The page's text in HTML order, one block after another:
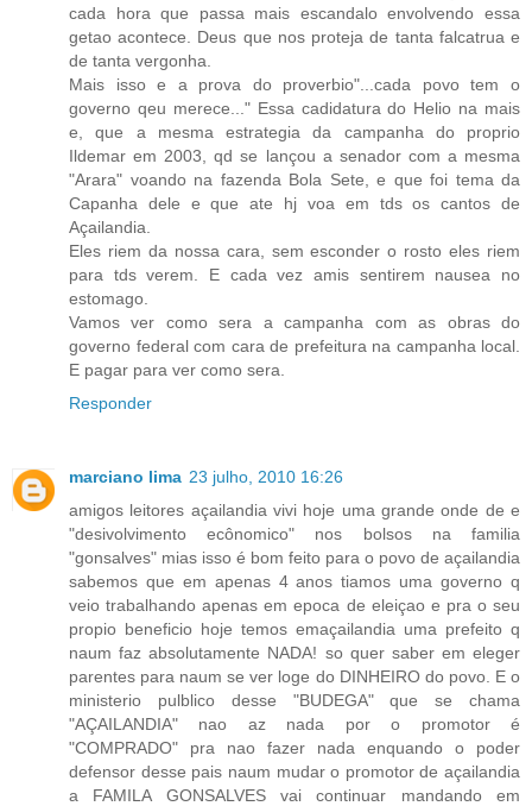
cada hora que passa mais escandalo envolvendo essa
getao acontece. Deus que nos proteja de tanta falcatrua e
de tanta vergonha.
Mais isso e a prova do proverbio"...cada povo tem o
governo qeu merece..." Essa cadidatura do Helio na mais
e, que a mesma estrategia da campanha do proprio
Ildemar em 2003, qd se lançou a senador com a mesma
"Arara" voando na fazenda Bola Sete, e que foi tema da
Capanha dele e que ate hj voa em tds os cantos de
Açailandia.
Eles riem da nossa cara, sem esconder o rosto eles riem
para tds verem. E cada vez amis sentirem nausea no
estomago.
Vamos ver como sera a campanha com as obras do
governo federal com cara de prefeitura na campanha local.
E pagar para ver como sera.
Responder
marciano lima 23 julho, 2010 16:26
amigos leitores açailandia vivi hoje uma grande onde de e
"desivolvimento ecônomico" nos bolsos na familia
"gonsalves" mias isso é bom feito para o povo de açailandia
sabemos que em apenas 4 anos tiamos uma governo q
veio trabalhando apenas em epoca de eleiçao e pra o seu
propio beneficio hoje temos emaçailandia uma prefeito q
naum faz absolutamente NADA! so quer saber em eleger
parentes para naum se ver loge do DINHEIRO do povo. E o
ministerio pulblico desse "BUDEGA" que se chama
"AÇAILANDIA" nao az nada por o promotor é
"COMPRADO" pra nao fazer nada enquando o poder
defensor desse pais naum mudar o promotor de açailandia
a FAMILA GONSALVES vai continuar mandando em